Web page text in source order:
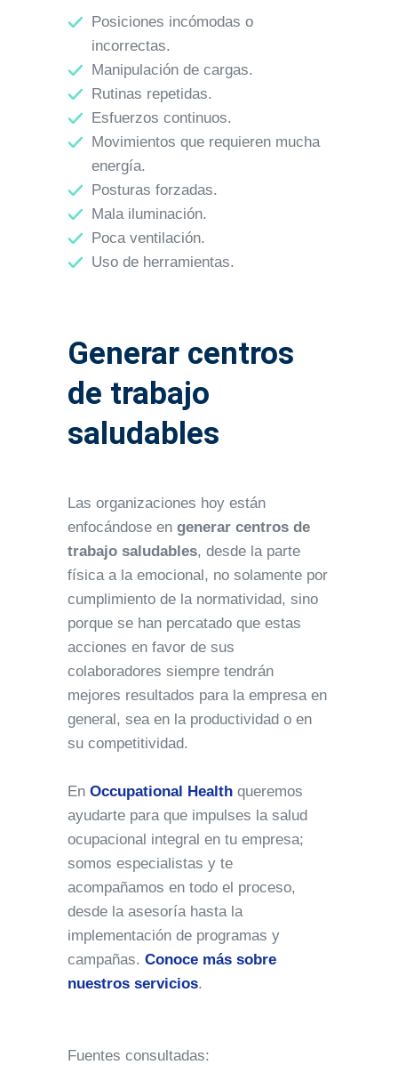
Posiciones incómodas o
incorrectas.
Manipulación de cargas.
Rutinas repetidas.
Esfuerzos continuos.
Movimientos que requieren mucha
energía.
Posturas forzadas.
Mala iluminación.
Poca ventilación.
Uso de herramientas.
Generar centros
de trabajo
saludables
Las organizaciones hoy están
enfocándose en generar centros de
trabajo saludables, desde la parte
física a la emocional, no solamente por
cumplimiento de la normatividad, sino
porque se han percatado que estas
acciones en favor de sus
colaboradores siempre tendrán
mejores resultados para la empresa en
general, sea en la productividad o en
su competitividad.
En Occupational Health queremos
ayudarte para que impulses la salud
ocupacional integral en tu empresa;
somos especialistas y te
acompañamos en todo el proceso,
desde la asesoría hasta la
implementación de programas y
campañas. Conoce más sobre
nuestros servicios.
Fuentes consultadas: